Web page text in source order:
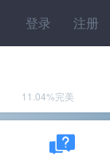
登录 注册
11.04%完美